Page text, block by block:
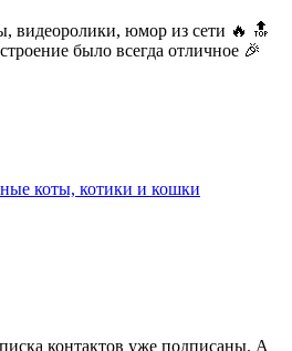
видеоролики, юмор из сети 🔥 🔝
было всегда отличное 🎉
коты, котики и кошки
контактов уже подписаны. А